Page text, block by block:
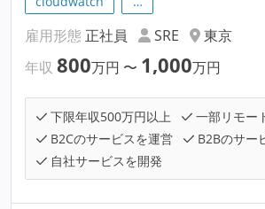
雇用形態 正社員 SRE
東京
年収 800万円 〜 1,000万円
下限年収500万円以上
一部リモー
B2Cのサービスを運営
B2Bのサー
自社サービスを開発